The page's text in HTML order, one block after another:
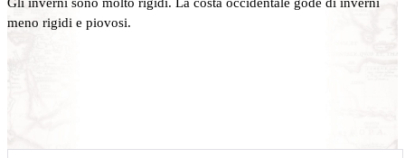
meno rigidi e piovosi.